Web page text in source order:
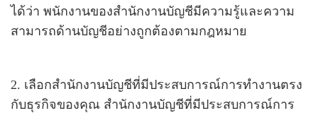
ได้ว่า พนักงานของสำนักงานบัญชีมีความรู้และความ
สามารถด้านบัญชีอย่างถูกต้องตามกฎหมาย
2. เลือกสำนักงานบัญชีที่มีประสบการณ์การทำงานตรง
กับธุรกิจของคุณ สำนักงานบัญชีที่มีประสบการณ์การ